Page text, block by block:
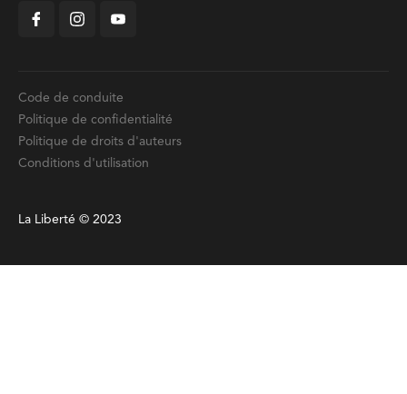
Code de conduite
Politique de confidentialité
Politique de droits d'auteurs
Conditions d'utilisation
La Liberté © 2023